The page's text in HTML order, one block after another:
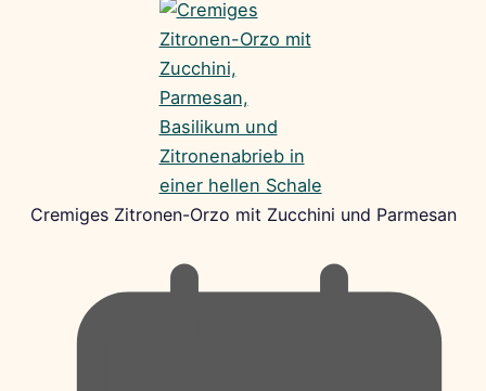
Cremiges Zitronen-Orzo mit Zucchini und Parmesan